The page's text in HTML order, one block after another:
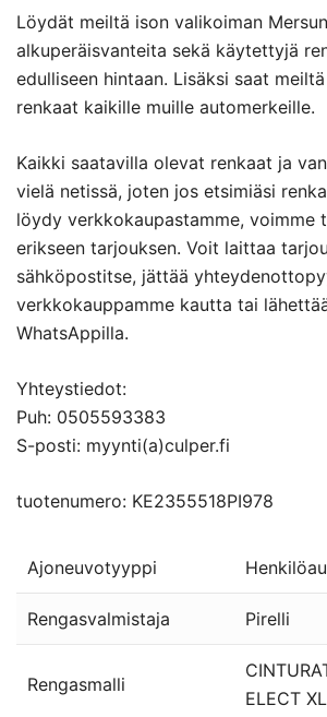
Löydät meiltä ison valikoiman Mersun
alkuperäisvanteita sekä käytettyjä
edulliseen hintaan. Lisäksi saat
renkaat kaikille muille automerkeille.
Kaikki saatavilla olevat renkaat ja
vielä netissä, joten jos etsimiäsi
löydy verkkokaupastamme, voimme
erikseen tarjouksen. Voit laittaa
sähköpostitse, jättää
verkkokauppamme kautta tai
WhatsAppilla.
Yhteystiedot:
Puh: 0505593383
S-posti: myynti(a)culper.fi
tuotenumero: KE2355518PI978
Ajoneuvotyyppi
Rengasvalmistaja Pirelli
Rengasmalli
ELECT XL